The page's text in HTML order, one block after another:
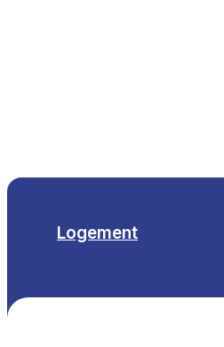
Logement